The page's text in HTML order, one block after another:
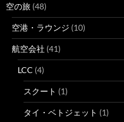
空の旅 (48)
空港・ラウンジ (10)
航空会社 (41)
LCC (4)
スクート (1)
タイ・ベトジェット (1)